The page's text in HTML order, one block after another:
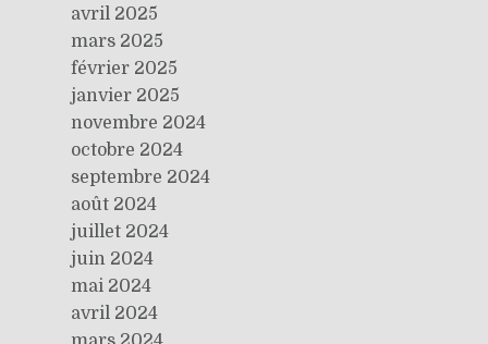
avril 2025
mars 2025
février 2025
janvier 2025
novembre 2024
octobre 2024
septembre 2024
août 2024
juillet 2024
juin 2024
mai 2024
avril 2024